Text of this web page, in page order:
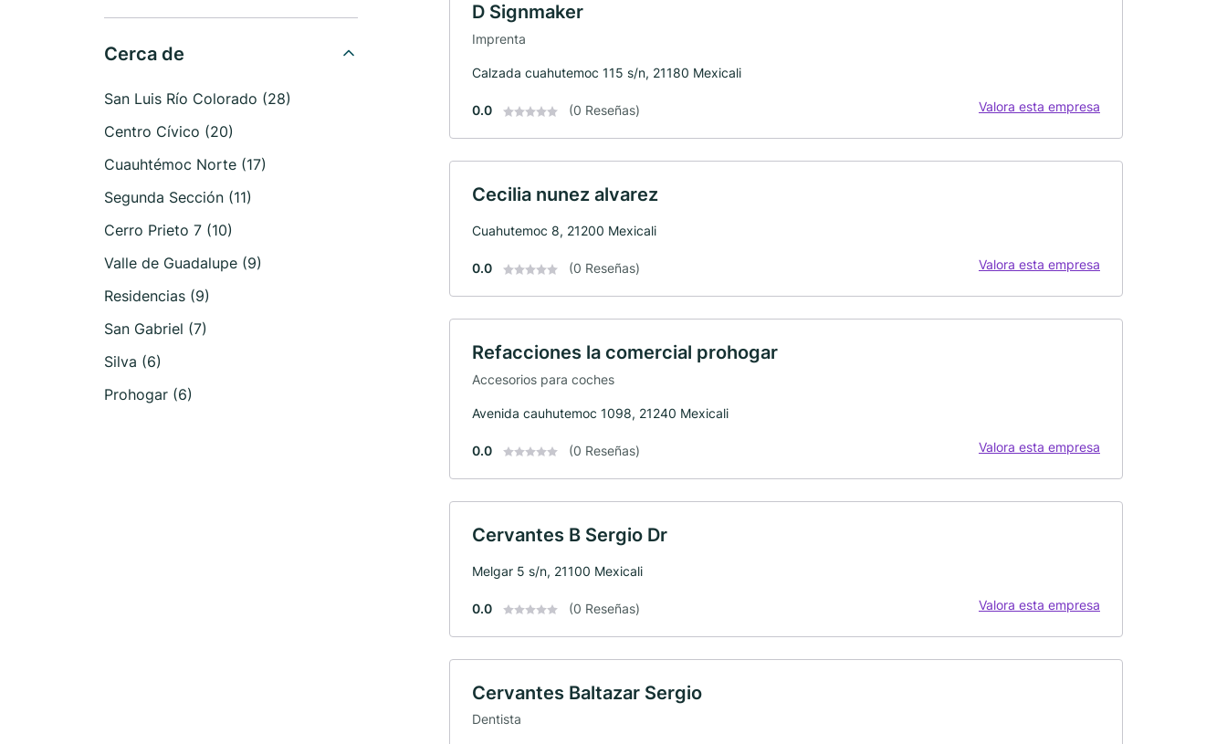
Cerca de
San Luis Río Colorado (28)
Centro Cívico (20)
Cuauhtémoc Norte (17)
Segunda Sección (11)
Cerro Prieto 7 (10)
Valle de Guadalupe (9)
Residencias (9)
San Gabriel (7)
Silva (6)
Prohogar (6)
D Signmaker
Imprenta
Calzada cuahutemoc 115 s/n, 21180 Mexicali
0.0 (0 Reseñas) Valora esta empresa
Cecilia nunez alvarez
Cuahutemoc 8, 21200 Mexicali
0.0 (0 Reseñas) Valora esta empresa
Refacciones la comercial prohogar
Accesorios para coches
Avenida cauhutemoc 1098, 21240 Mexicali
0.0 (0 Reseñas) Valora esta empresa
Cervantes B Sergio Dr
Melgar 5 s/n, 21100 Mexicali
0.0 (0 Reseñas) Valora esta empresa
Cervantes Baltazar Sergio
Dentista